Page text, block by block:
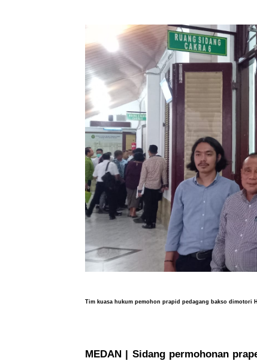
Tim kuasa hukum pemohon prapid pedagang bakso dimotori
MEDAN | Sidang permohonan